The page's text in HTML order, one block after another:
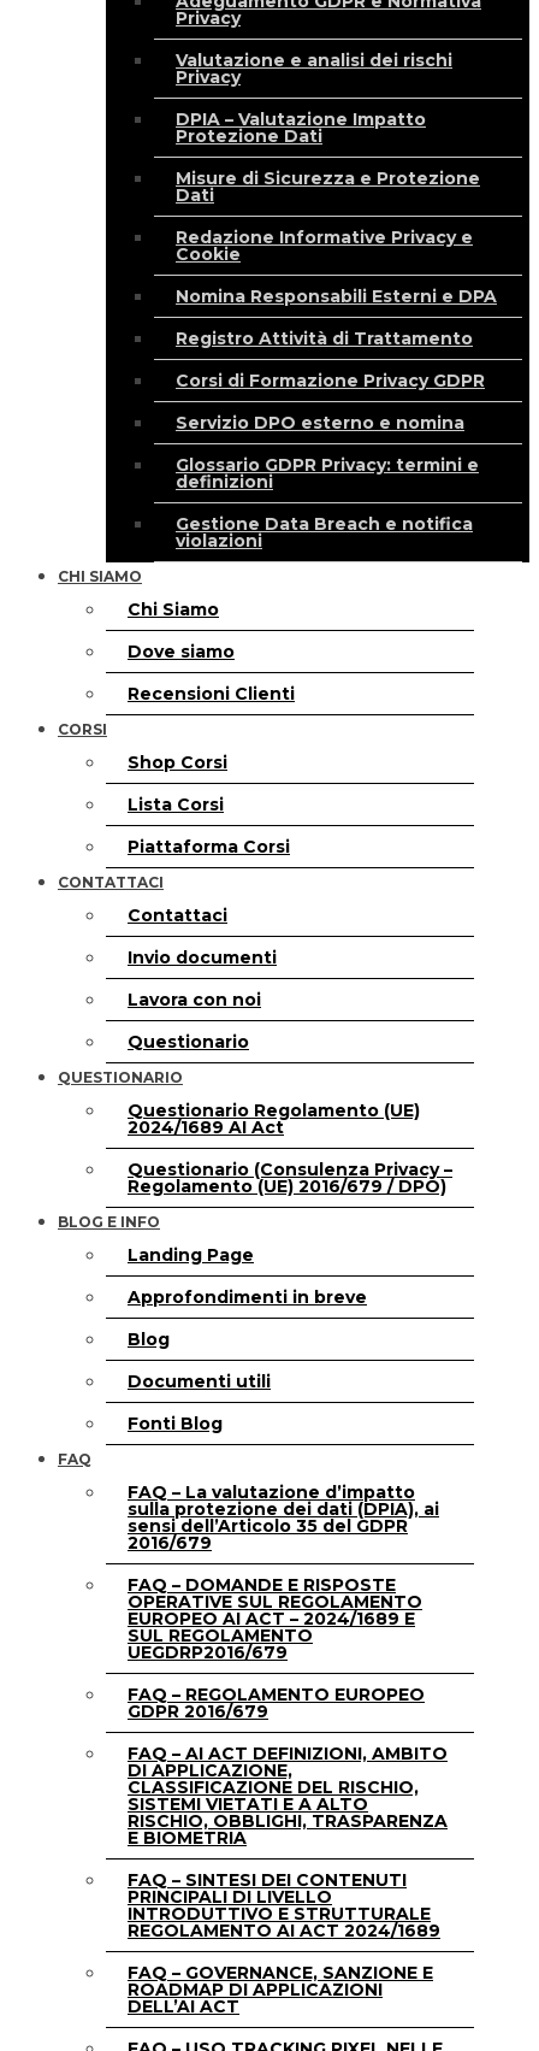
Privacy
Valutazione e analisi dei rischi
Privacy
DPIA – Valutazione Impatto
Protezione Dati
Misure di Sicurezza e Protezione
Dati
Redazione Informative Privacy e
Cookie
Nomina Responsabili Esterni e DPA
Registro Attività di Trattamento
Corsi di Formazione Privacy GDPR
Servizio DPO esterno e nomina
Glossario GDPR Privacy: termini e
definizioni
Gestione Data Breach e notifica
violazioni
CHI SIAMO
Chi Siamo
Dove siamo
Recensioni Clienti
CORSI
Shop Corsi
Lista Corsi
Piattaforma Corsi
CONTATTACI
Contattaci
Invio documenti
Lavora con noi
Questionario
QUESTIONARIO
Questionario Regolamento (UE)
2024/1689 AI Act
Questionario (Consulenza Privacy –
Regolamento (UE) 2016/679 / DPO)
BLOG E INFO
Landing Page
Approfondimenti in breve
Blog
Documenti utili
Fonti Blog
FAQ
FAQ – La valutazione d’impatto
sulla protezione dei dati (DPIA), ai
sensi dell’Articolo 35 del GDPR
2016/679
FAQ – DOMANDE E RISPOSTE
OPERATIVE SUL REGOLAMENTO
EUROPEO AI ACT – 2024/1689 E
SUL REGOLAMENTO
UEGDRP2016/679
FAQ – REGOLAMENTO EUROPEO
GDPR 2016/679
FAQ – AI ACT DEFINIZIONI, AMBITO
DI APPLICAZIONE,
CLASSIFICAZIONE DEL RISCHIO,
SISTEMI VIETATI E A ALTO
RISCHIO, OBBLIGHI, TRASPARENZA
E BIOMETRIA
FAQ – SINTESI DEI CONTENUTI
PRINCIPALI DI LIVELLO
INTRODUTTIVO E STRUTTURALE
REGOLAMENTO AI ACT 2024/1689
FAQ – GOVERNANCE, SANZIONE E
ROADMAP DI APPLICAZIONI
DELL’AI ACT